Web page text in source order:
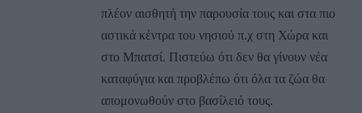
πλέον αισθητή την παρουσία τους και στα πιο
αστικά κέντρα του νησιού π.χ στη Χώρα και
στο Μπατσί. Πιστεύω ότι δεν θα γίνουν νέα
καταφύγια και προβλέπω ότι όλα τα ζώα θα
απομονωθούν στο βασίλειό τους.